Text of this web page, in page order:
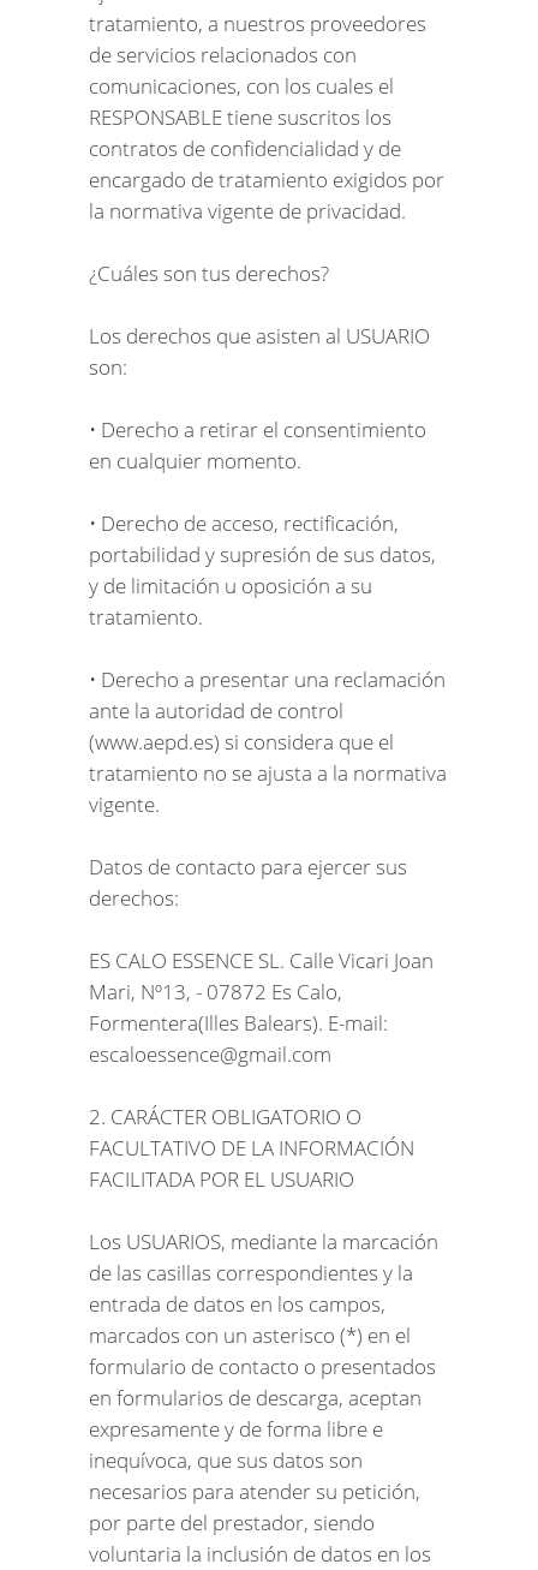
tratamiento, a nuestros proveedores
de servicios relacionados con
comunicaciones, con los cuales el
RESPONSABLE tiene suscritos los
contratos de confidencialidad y de
encargado de tratamiento exigidos por
la normativa vigente de privacidad.
¿Cuáles son tus derechos?
Los derechos que asisten al USUARIO
son:
• Derecho a retirar el consentimiento
en cualquier momento.
• Derecho de acceso, rectificación,
portabilidad y supresión de sus datos,
y de limitación u oposición a su
tratamiento.
• Derecho a presentar una reclamación
ante la autoridad de control
(www.aepd.es) si considera que el
tratamiento no se ajusta a la normativa
vigente.
Datos de contacto para ejercer sus
derechos:
ES CALO ESSENCE SL. Calle Vicari Joan
Mari, Nº13, - 07872 Es Calo,
Formentera(Illes Balears). E-mail:
escaloessence@gmail.com
2. CARÁCTER OBLIGATORIO O
FACULTATIVO DE LA INFORMACIÓN
FACILITADA POR EL USUARIO
Los USUARIOS, mediante la marcación
de las casillas correspondientes y la
entrada de datos en los campos,
marcados con un asterisco (*) en el
formulario de contacto o presentados
en formularios de descarga, aceptan
expresamente y de forma libre e
inequívoca, que sus datos son
necesarios para atender su petición,
por parte del prestador, siendo
voluntaria la inclusión de datos en los